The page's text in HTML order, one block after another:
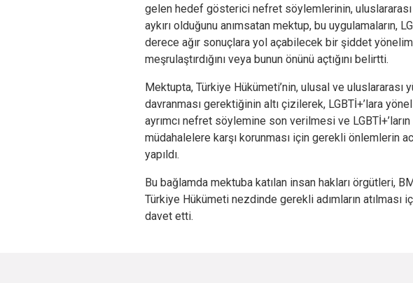
gelen hedef gösterici nefret söylemlerinin,
aykırı olduğunu anımsatan mektup, bu uygulamaların,
derece ağır sonuçlara yol açabilecek bir şiddet
meşrulaştırdığını veya bunun önünü açtığını belirtti.
Mektupta, Türkiye Hükümeti’nin, ulusal ve uluslararası
davranması gerektiğinin altı çizilerek, LGBTİ+’lara
ayrımcı nefret söylemine son verilmesi ve
müdahalelere karşı korunması için gerekli önlemlerin
yapıldı.
Bu bağlamda mektuba katılan insan hakları örgütleri,
Türkiye Hükümeti nezdinde gerekli adımların atılması
davet etti.